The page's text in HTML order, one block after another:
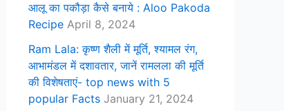
आलू का पकौड़ा कैसे बनाये : Aloo Pakoda
Recipe April 8, 2024
Ram Lala: कृष्ण शैली में मूर्ति, श्यामल रंग,
आभामंडल में दशावतार, जानें रामलला की मूर्ति
की विशेषताएं- top news with 5
popular Facts January 21, 2024